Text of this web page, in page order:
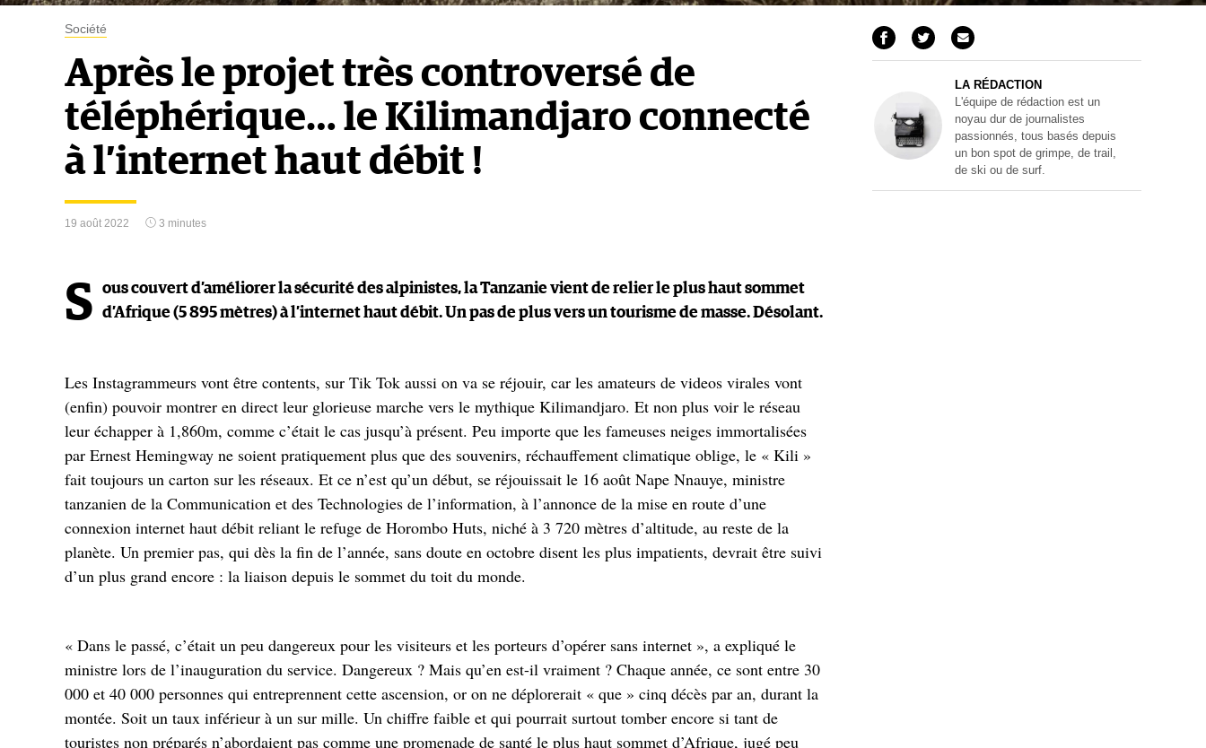
Société
Après le projet très controversé de
téléphérique… le Kilimandjaro connecté
à l’internet haut débit !
19 août 2022 3 minutes
LA RÉDACTION
L'équipe de rédaction est un
noyau dur de journalistes
passionnés, tous basés depuis
un bon spot de grimpe, de trail,
de ski ou de surf.
S
ous couvert d’améliorer la sécurité des alpinistes, la Tanzanie vient de relier le plus haut sommet
d’Afrique (5 895 mètres) à l’internet haut débit. Un pas de plus vers un tourisme de masse. Désolant.
Les Instagrammeurs vont être contents, sur Tik Tok aussi on va se réjouir, car les amateurs de videos virales vont
(enfin) pouvoir montrer en direct leur glorieuse marche vers le mythique Kilimandjaro. Et non plus voir le réseau
leur échapper à 1,860m, comme c’était le cas jusqu’à présent. Peu importe que les fameuses neiges immortalisées
par Ernest Hemingway ne soient pratiquement plus que des souvenirs, réchauffement climatique oblige, le « Kili »
fait toujours un carton sur les réseaux. Et ce n’est qu’un début, se réjouissait le 16 août Nape Nnauye, ministre
tanzanien de la Communication et des Technologies de l’information, à l’annonce de la mise en route d’une
connexion internet haut débit reliant le refuge de Horombo Huts, niché à 3 720 mètres d’altitude, au reste de la
planète. Un premier pas, qui dès la fin de l’année, sans doute en octobre disent les plus impatients, devrait être suivi
d’un plus grand encore : la liaison depuis le sommet du toit du monde.
« Dans le passé, c’était un peu dangereux pour les visiteurs et les porteurs d’opérer sans internet », a expliqué le
ministre lors de l’inauguration du service. Dangereux ? Mais qu’en est-il vraiment ? Chaque année, ce sont entre 30
000 et 40 000 personnes qui entreprennent cette ascension, or on ne déplorerait « que » cinq décès par an, durant la
montée. Soit un taux inférieur à un sur mille. Un chiffre faible et qui pourrait surtout tomber encore si tant de
touristes non préparés n’abordaient pas comme une promenade de santé le plus haut sommet d’Afrique, jugé peu